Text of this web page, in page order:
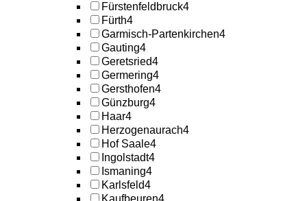
Fürstenfeldbruck4
Fürth4
Garmisch-Partenkirchen4
Gauting4
Geretsried4
Germering4
Gersthofen4
Günzburg4
Haar4
Herzogenaurach4
Hof Saale4
Ingolstadt4
Ismaning4
Karlsfeld4
Kaufbeuren4